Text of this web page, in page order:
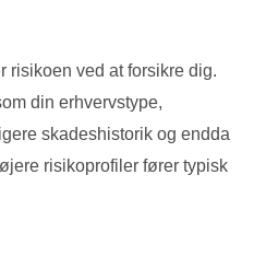
risikoen ved at forsikre dig.
din erhvervstype,
skadeshistorik og endda
risikoprofiler fører typisk